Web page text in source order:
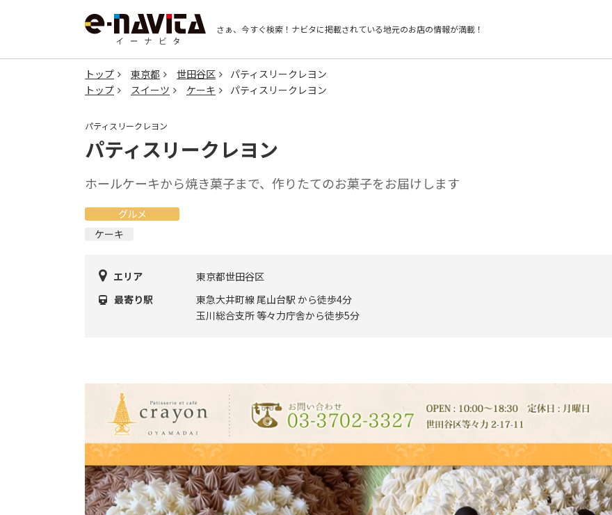
さぁ、今すぐ検索！ ナビタに掲載されている地元のお店の情報が満載！
トップ 東京都 世田谷区
パティスリークレヨン
トップ
スイーツ ケーキ パティスリークレヨン
パティスリークレヨン
パティスリークレヨン
ホールケーキから焼き菓子まで、作りたてのお菓子をお届けします
グルメ
ケーキ
エリア
東京都世田谷区
最寄り駅
東急大井町線 尾山台駅 から徒歩4分
玉川総合支所 等々力庁舎から徒歩5分